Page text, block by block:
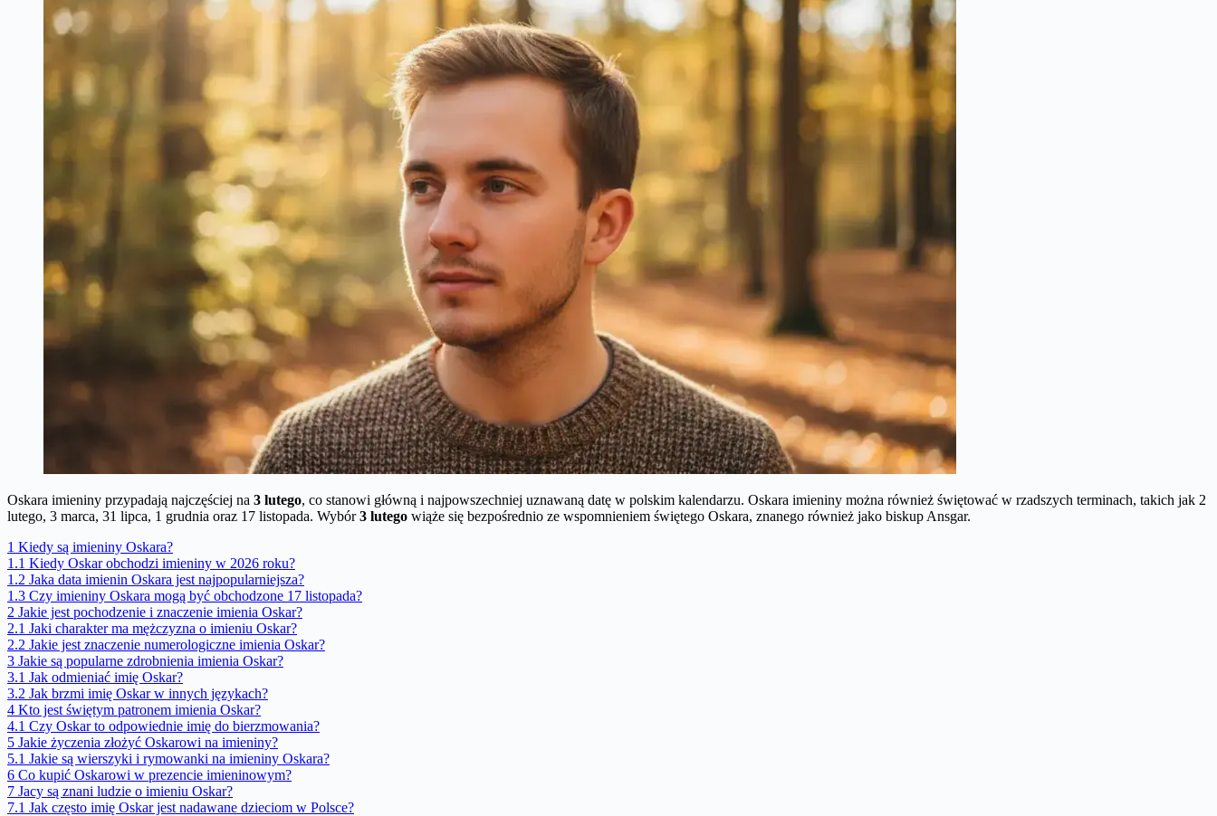
Oskara imieniny przypadają najczęściej na 3 lutego, co stanowi główną i najpowszechniej uznawaną datę w polskim kalendarzu. Oskara imieniny można również świętować w rzadszych terminach, takich jak 2
lutego, 3 marca, 31 lipca, 1 grudnia oraz 17 listopada. Wybór3 lutego wiąże się bezpośrednio ze wspomnieniem świętego Oskara, znanego również jako biskup Ansgar.
1 Kiedy są imieniny Oskara?
1.1 Kiedy Oskar obchodzi imieniny w 2026 roku?
1.2 Jaka data imienin Oskara jest najpopularniejsza?
1.3 Czy imieniny Oskara mogą być obchodzone 17 listopada?
2 Jakie jest pochodzenie i znaczenie imienia Oskar?
2.1 Jaki charakter ma mężczyzna o imieniu Oskar?
2.2 Jakie jest znaczenie numerologiczne imienia Oskar?
3 Jakie są popularne zdrobnienia imienia Oskar?
3.1 Jak odmieniać imię Oskar?
3.2 Jak brzmi imię Oskar w innych językach?
4 Kto jest świętym patronem imienia Oskar?
4.1 Czy Oskar to odpowiednie imię do bierzmowania?
5 Jakie życzenia złożyć Oskarowi na imieniny?
5.1 Jakie są wierszyki i rymowanki na imieniny Oskara?
6 Co kupić Oskarowi w prezencie imieninowym?
7 Jacy są znani ludzie o imieniu Oskar?
7.1 Jak często imię Oskar jest nadawane dzieciom w Polsce?